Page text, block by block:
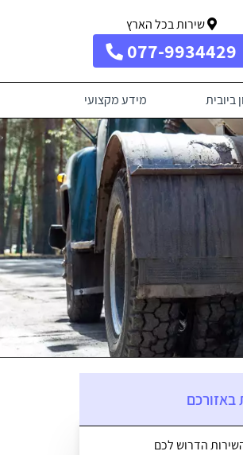
שירות בכל הארץ
077-9934429
ביובית מידע מקצועי
באזורכם
הדרוש לכם